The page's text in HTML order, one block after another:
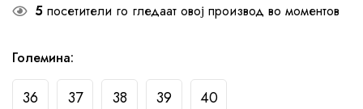
5 посетители го гледаат овој производ во моментов
Големина:
36 37 38 39 40